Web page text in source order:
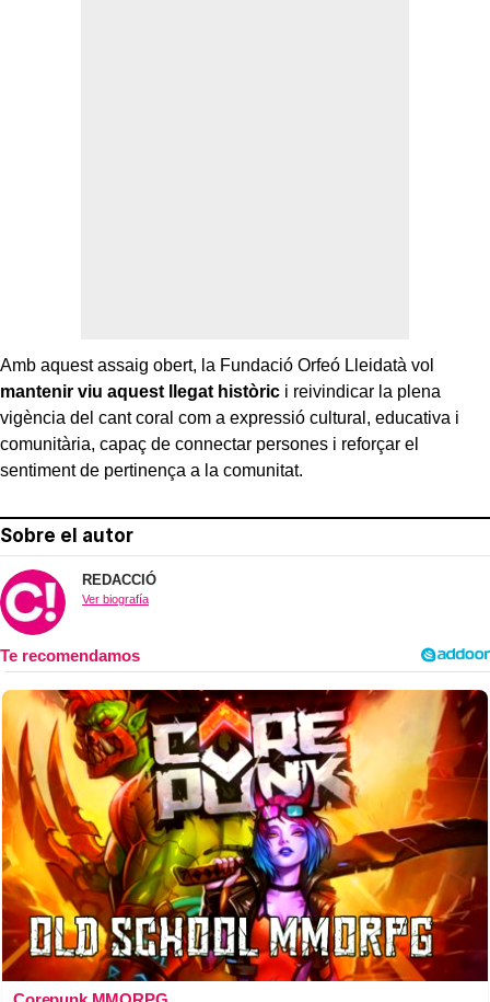
Amb aquest assaig obert, la Fundació Orfeó Lleidatà vol
mantenir viu aquest llegat històric i reivindicar la plena
vigència del cant coral com a expressió cultural, educativa i
comunitària, capaç de connectar persones i reforçar el
sentiment de pertinença a la comunitat.
Sobre el autor
REDACCIÓ
Ver biografía